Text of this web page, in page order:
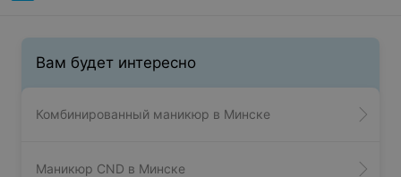
Вам будет интересно
Комбинированный маникюр в Минске
Маникюр CND в Минске